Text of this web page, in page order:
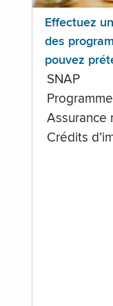
Effectuez
des
pouvez
SNAP
Assurance
Crédits